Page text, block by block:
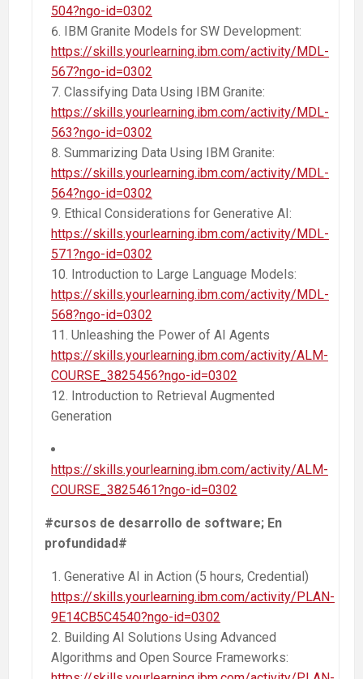
504?ngo-id=0302
IBM Granite Models for SW Development:
https://skills.yourlearning.ibm.com/activity/MDL-
567?ngo-id=0302
Classifying Data Using IBM Granite:
https://skills.yourlearning.ibm.com/activity/MDL-
563?ngo-id=0302
Summarizing Data Using IBM Granite:
https://skills.yourlearning.ibm.com/activity/MDL-
564?ngo-id=0302
Ethical Considerations for Generative AI:
https://skills.yourlearning.ibm.com/activity/MDL-
571?ngo-id=0302
Introduction to Large Language Models:
https://skills.yourlearning.ibm.com/activity/MDL-
568?ngo-id=0302
Unleashing the Power of AI Agents
https://skills.yourlearning.ibm.com/activity/ALM-
COURSE_3825456?ngo-id=0302
Introduction to Retrieval Augmented
Generation
https://skills.yourlearning.ibm.com/activity/ALM-
COURSE_3825461?ngo-id=0302
#cursos de desarrollo de software; En
profundidad#
Generative AI in Action (5 hours, Credential)
https://skills.yourlearning.ibm.com/activity/PLAN-
9E14CB5C4540?ngo-id=0302
Building AI Solutions Using Advanced
Algorithms and Open Source Frameworks: